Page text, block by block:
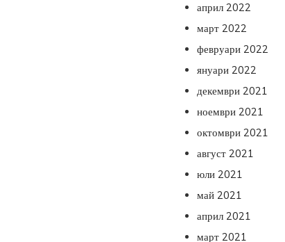
април 2022
март 2022
февруари 2022
януари 2022
декември 2021
ноември 2021
октомври 2021
август 2021
юли 2021
май 2021
април 2021
март 2021